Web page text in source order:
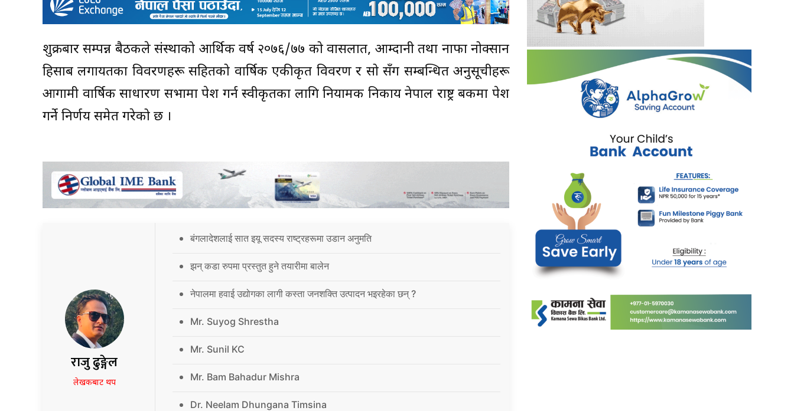
शुक्रबार सम्पन्न बैठकले संस्थाको आर्थिक वर्ष २०७६/७७ को वासलात, आम्दानी तथा नाफा नोक्सान
हिसाब लगायतका विवरणहरू सहितको वार्षिक एकीकृत विवरण र सो सँग सम्बन्धित अनुसूचीहरू
आगामी वार्षिक साधारण सभामा पेश गर्न स्वीकृतका लागि नियामक निकाय नेपाल राष्ट्र बैंकमा पेश
गर्ने निर्णय समेत गरेको छ ।
राजु ढुङ्गेल
लेखकबाट थप
बंगलादेशलाई सात इयू सदस्य राष्ट्रहरूमा उडान अनुमति
झन् कडा रुपमा प्रस्तुत हुने तयारीमा बालेन
नेपालमा हवाई उद्योगका लागी कस्ता जनशक्ति उत्पादन भइरहेका छन् ?
Mr. Suyog Shrestha
Mr. Sunil KC
Mr. Bam Bahadur Mishra
Dr. Neelam Dhungana Timsina